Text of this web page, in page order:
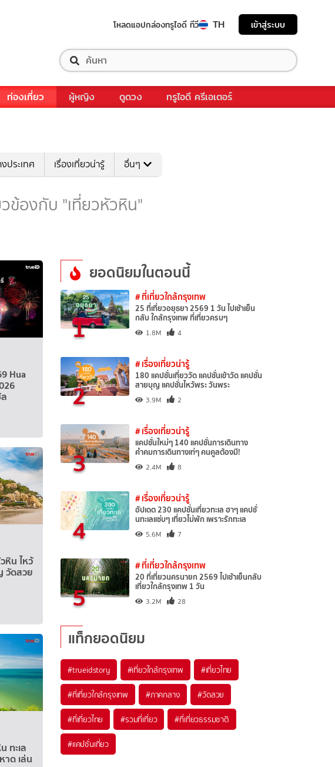
โหลดแอปกล่องทรูไอดี ทีวี TH เข้าสู่ระบบ
ท่องเที่ยว ผู้หญิง ดูดวง ทรูไอดี ครีเอเตอร์
ประเทศ เรื่องเที่ยวน่ารู้ อื่นๆ
ข้องกับ "เที่ยวหัวหิน"
Hua
หิน ไหว้
วัดสวย
ทะเล
าด เล่น
ยอดนิยมในตอนนี้
1
# ที่เที่ยวใกล้กรุงเทพ
25 ที่เที่ยวอยุธยา 2569 1 วัน ไปเช้าเย็น
กลับ ใกล้กรุงเทพ ที่เที่ยวครบๆ
1.8M 4
2
# เรื่องเที่ยวน่ารู้
180 แคปชั่นเที่ยววัด แคปชั่นเข้าวัด แคปชั่น
สายบุญ แคปชั่นไหว้พระ วันพระ
3.9M 2
3
# เรื่องเที่ยวน่ารู้
แคปชั่นใหม่ๆ 140 แคปชั่นการเดินทาง
คำคมการเดินทางเท่ๆ คนคูลต้องมี!
2.4M 8
4
# เรื่องเที่ยวน่ารู้
อัปเดต 230 แคปชั่นเที่ยวทะเล ฮาๆ แคปชั่
นทะเลแซ่บๆ เที่ยวไม่พัก เพราะรักทะเล
5.6M 7
5
# ที่เที่ยวใกล้กรุงเทพ
20 ที่เที่ยวนครนายก 2569 ไปเช้าเย็นกลับ
เที่ยวใกล้กรุงเทพ 1 วัน
3.2M 28
แท็กยอดนิยม
#trueidstory #เที่ยวใกล้กรุงเทพ #เที่ยวไทย
#ที่เที่ยวใกล้กรุงเทพ #ภาคกลาง #วัดสวย
#ที่เที่ยวไทย #รวมที่เที่ยว #ที่เที่ยวธรรมชาติ
#แคปชั่นเที่ยว